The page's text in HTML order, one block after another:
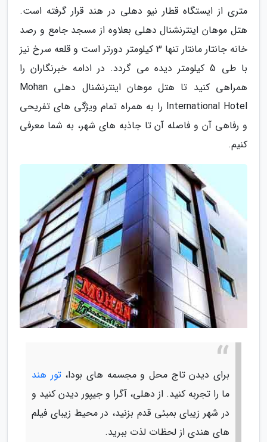
متری از ایستگاه قطار نیو دهلی در هند قرار گرفته است.
هتل موهان اینترنشنال دهلی بعلاوه از مسجد جامع و رصد
خانه جانتار مانتار تنها 3 کیلومتر دورتر است و قلعه سرخ نیز
با طی 5 کیلومتر دیده می گردد. در ادامه خبرنگاران را
همراهی کنید تا هتل موهان اینترنشنال دهلی Mohan
International Hotel را به همراه تمام ویژگی های تفریحی
و رفاهی آن و فاصله آن تا جاذبه های شهر، به شما معرفی
کنیم.
برای دیدن تاج محل و مجسمه های بودا،تور هند
ما را تجربه کنید. از دهلی، آگرا و جیپور دیدن کنید و
در شهر زیبای بمبئی قدم بزنید، در محیط زیبای فیلم
های هندی از لحظات لذت ببرید.